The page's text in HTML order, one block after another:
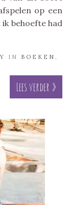
op een
behoefte had
IN BOEKEN
Lees verder »